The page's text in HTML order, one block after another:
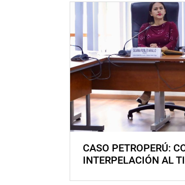
CASO PETROPERÚ:
INTERPELACIÓN AL